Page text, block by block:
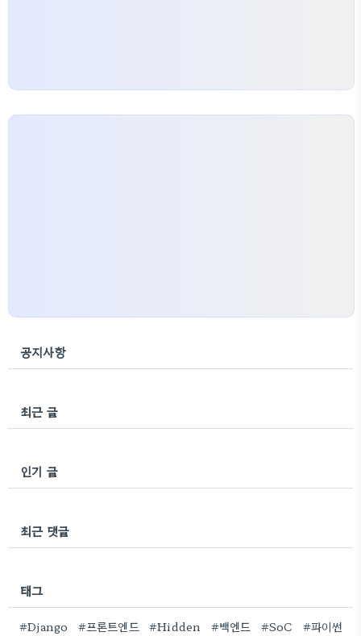
공지사항
최근 글
인기 글
최근 댓글
태그
#Django #프론트엔드 #Hidden #백엔드 #SoC #파이썬